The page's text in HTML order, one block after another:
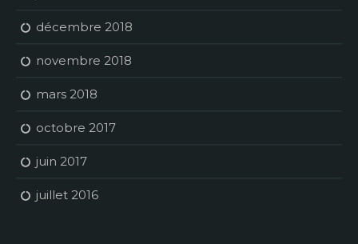
décembre 2018
novembre 2018
mars 2018
octobre 2017
juin 2017
juillet 2016